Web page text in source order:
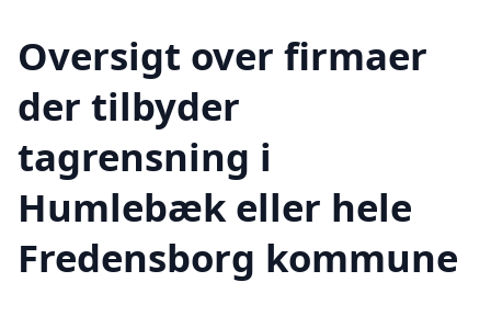
Oversigt over firmaer
der tilbyder
tagrensning i
Humlebæk eller hele
Fredensborg kommune